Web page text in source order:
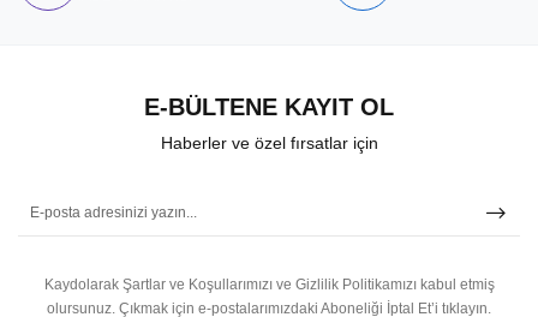
E-BÜLTENE KAYIT OL
Haberler ve özel fırsatlar için
Kaydolarak Şartlar ve Koşullarımızı ve Gizlilik Politikamızı kabul etmiş
olursunuz. Çıkmak için e-postalarımızdaki Aboneliği İptal Et’i tıklayın.